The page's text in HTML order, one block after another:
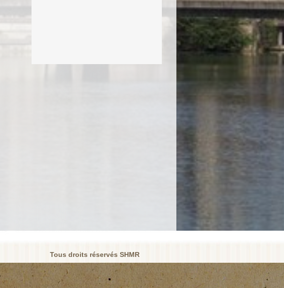
Tous droits réservés SHMR